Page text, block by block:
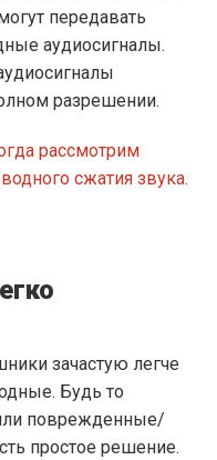
передавать
аудиосигналы.
разрешении.
рассмотрим
сжатия звука.
зачастую легче
Будь то
поврежденные/
простое решение.